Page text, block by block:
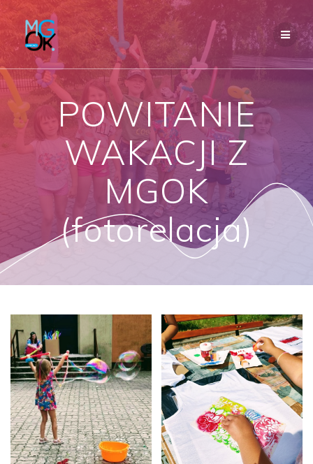
Przejdź
do
treści
POWITANIE
WAKACJI Z
MGOK
(fotorelacja)